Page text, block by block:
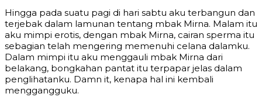
Hingga pada suatu pagi di hari sabtu aku terbangun dan
terjebak dalam lamunan tentang mbak Mirna. Malam itu
aku mimpi erotis, dengan mbak Mirna, cairan sperma itu
sebagian telah mengering memenuhi celana dalamku.
Dalam mimpi itu aku menggauli mbak Mirna dari
belakang, bongkahan pantat itu terpapar jelas dalam
penglihatanku. Damn it, kenapa hal ini kembali
menggangguku.